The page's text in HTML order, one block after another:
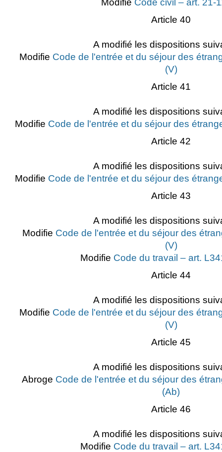
Modifie Code civil – art. 21-
Article 40
A modifié les dispositions
Modifie Code de l'entrée et du séjour des
(V)
Article 41
A modifié les dispositions
Modifie Code de l'entrée et du séjour des
Article 42
A modifié les dispositions
Modifie Code de l'entrée et du séjour des
Article 43
A modifié les dispositions
Modifie Code de l'entrée et du séjour des
(V)
Modifie Code du travail – art.
Article 44
A modifié les dispositions
Modifie Code de l'entrée et du séjour des
(V)
Article 45
A modifié les dispositions
Abroge Code de l'entrée et du séjour des
(Ab)
Article 46
A modifié les dispositions
Modifie Code du travail – art.